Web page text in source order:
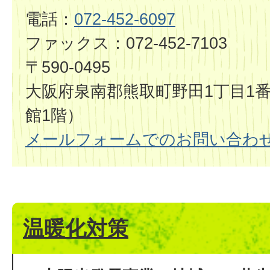
電話： 072-452-6097
ファックス：072-452-7103
〒590-0495
大阪府泉南郡熊取町野田1丁目1
館1階）
メールフォームでのお問い合わ
温暖化対策